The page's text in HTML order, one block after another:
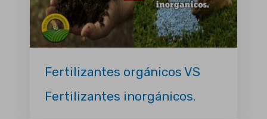
Fertilizantes orgánicos VS
Fertilizantes inorgánicos.